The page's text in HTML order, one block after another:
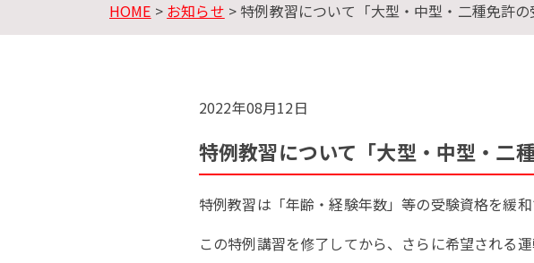
HOME > お知らせ > 特例教習について「大型・中型・二種免許の
2022年08月12日
特例教習について「大型・中型・二
特例教習は「年齢・経験年数」等の受験資格を緩和
この特例講習を修了してから、さらに希望される